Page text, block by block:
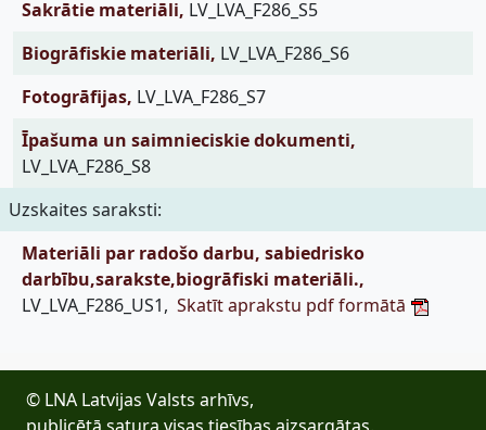
Sakrātie materiāli, LV_LVA_F286_S5
Biogrāfiskie materiāli, LV_LVA_F286_S6
Fotogrāfijas, LV_LVA_F286_S7
Īpašuma un saimnieciskie dokumenti,
LV_LVA_F286_S8
Uzskaites saraksti:
Materiāli par radošo darbu, sabiedrisko
darbību,sarakste,biogrāfiski materiāli.,
LV_LVA_F286_US1, Skatīt aprakstu pdf formātā
© LNA Latvijas Valsts arhīvs,